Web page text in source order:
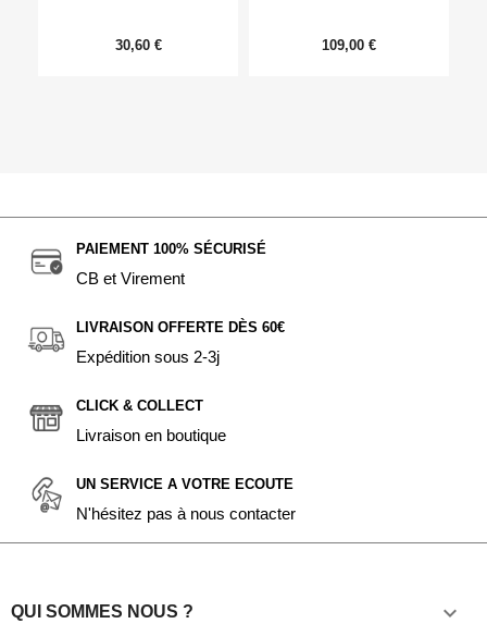
30,60 € 109,00 €
PAIEMENT 100% SÉCURISÉ
CB et Virement
LIVRAISON OFFERTE DÈS 60€
Expédition sous 2-3j
CLICK & COLLECT
Livraison en boutique
UN SERVICE A VOTRE ECOUTE
N'hésitez pas à nous contacter
QUI SOMMES NOUS ? 